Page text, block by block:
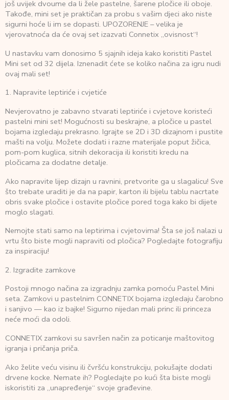
još uvijek dvoume da li žele pastelne, šarene pločice ili oboje.
Takođe, mini set je praktičan za probu s vašim djeci ako niste
sigurni hoće li im se dopasti. UPOZORENJE – velika je
vjerovatnoća da će ovaj set izazvati Connetix „ovisnost“!
U nastavku vam donosimo 5 sjajnih ideja kako koristiti Pastel
Mini set od 32 dijela. Iznenadit ćete se koliko načina za igru nudi
ovaj mali set!
1. Napravite leptiriće i cvjetiće
Nevjerovatno je zabavno stvarati leptiriće i cvjetove koristeći
pastelni mini set! Mogućnosti su beskrajne, a pločice u pastel
bojama izgledaju prekrasno. Igrajte se 2D i 3D dizajnom i pustite
mašti na volju. Možete dodati i razne materijale poput žičica,
pom-pom kuglica, sitnih dekoracija ili koristiti kredu na
pločicama za dodatne detalje.
Ako napravite lijep dizajn u ravnini, pretvorite ga u slagalicu! Sve
što trebate uraditi je da na papir, karton ili bijelu tablu nacrtate
obris svake pločice i ostavite pločice pored toga kako bi dijete
moglo slagati.
Nemojte stati samo na leptirima i cvjetovima! Šta se još nalazi u
vrtu što biste mogli napraviti od pločica? Pogledajte fotografiju
za inspiraciju!
2. Izgradite zamkove
Postoji mnogo načina za izgradnju zamka pomoću Pastel Mini
seta. Zamkovi u pastelnim CONNETIX bojama izgledaju čarobno
i sanjivo — kao iz bajke! Sigurno nijedan mali princ ili princeza
neće moći da odoli.
CONNETIX zamkovi su savršen način za poticanje maštovitog
igranja i pričanja priča.
Ako želite veću visinu ili čvršću konstrukciju, pokušajte dodati
drvene kocke. Nemate ih? Pogledajte po kući šta biste mogli
iskoristiti za „unapređenje“ svoje građevine.